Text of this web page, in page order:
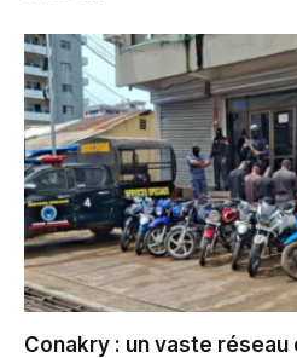
Conakry : un vaste